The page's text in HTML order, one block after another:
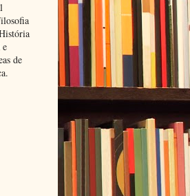
e
de